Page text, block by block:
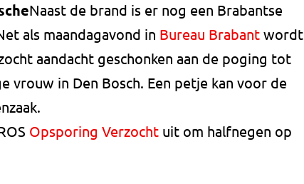
Naast de brand is er nog een Brabantse
als maandagavond in Bureau Brabant wordt
aandacht geschonken aan de poging tot
vrouw in Den Bosch. Een petje kan voor de
Opsporing Verzocht uit om halfnegen op